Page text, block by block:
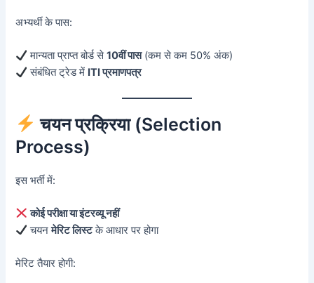
अभ्यर्थी के पास:
मान्यता प्राप्त बोर्ड से10वीं पास(कम से कम 50% अंक)
संबंधित ट्रेड में ITI प्रमाणपत्र
चयन प्रक्रिया (Selection
Process)
इस भर्ती में:
कोई परीक्षा या इंटरव्यू नहीं
चयनमेरिट लिस्टके आधार पर होगा
मेरिट तैयार होगी: